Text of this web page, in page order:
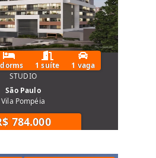
1 suíte
1 vaga
STUDIO
São Paulo
Vila Pompéia
784.000